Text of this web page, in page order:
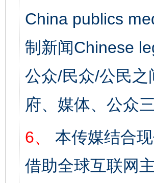
China publics
制新闻Chinese
公众/民众/公民
府、媒体、公众
6、
本传媒结合
借助全球互联网